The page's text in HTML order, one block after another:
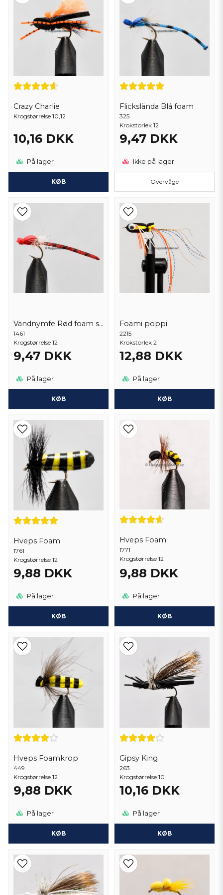
Børns fluefiskeri
Skumfluer
er populære for at undervise børn og begyndere til at
flyve fiskeri, fordi de er lette at kaste og se på vandet.
Sammenfattende er skumfluer fremragende til tørt fluefiskeri og er
især nyttige, når du vil efterligne insekter, der flyder på
vandoverfladen.
dem til en vigtig del af et fluefiskeriarsenal, især når fiskeri i flydende
vand eller når fiskene er aktive på overfladen.
Crazy Charlie
Krogstørrelse 10,12
10,16 DKK
På lager
KØB
Flickslända Blå foam
325
Krokstorlek 12
9,47 DKK
Ikke på lager
Overvåge
Vandnymfe Rød foam str. 12
1461
Krogstørrelse 12
9,47 DKK
På lager
KØB
Foami poppi
2215
Krokstorlek 2
12,88 DKK
På lager
KØB
Hveps Foam
1761
Krogstørrelse 12
9,88 DKK
På lager
KØB
Hveps Foam
1771
Krogstørrelse 12
9,88 DKK
På lager
KØB
Hveps Foamkrop
449
Krogstørrelse 12
9,88 DKK
På lager
KØB
Gipsy King
263
Krogstørrelse 10
10,16 DKK
På lager
KØB